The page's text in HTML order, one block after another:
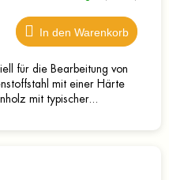
In den Warenkorb
für die Bearbeitung von
mit einer Härte
mit typischer...